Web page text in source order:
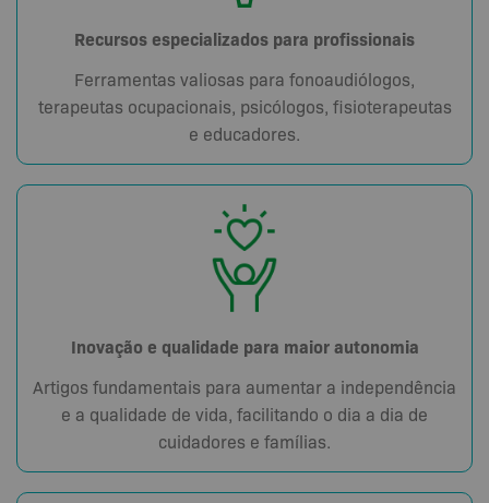
Recursos especializados para profissionais
Ferramentas valiosas para fonoaudiólogos,
terapeutas ocupacionais, psicólogos, fisioterapeutas
e educadores.
Inovação e qualidade para maior autonomia
Artigos fundamentais para aumentar a independência
e a qualidade de vida, facilitando o dia a dia de
cuidadores e famílias.